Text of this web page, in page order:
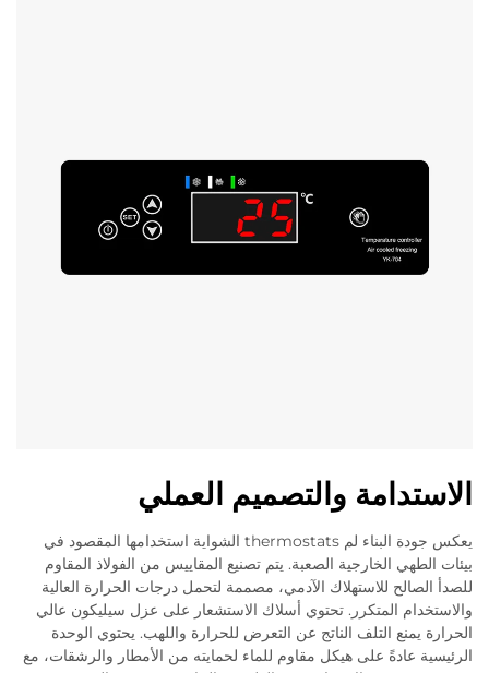
الاستدامة والتصميم العملي
يعكس جودة البناء لم thermostats الشواية استخدامها المقصود في
بيئات الطهي الخارجية الصعبة. يتم تصنيع المقاييس من الفولاذ المقاوم
للصدأ الصالح للاستهلاك الآدمي، مصممة لتحمل درجات الحرارة العالية
والاستخدام المتكرر. تحتوي أسلاك الاستشعار على عزل سيليكون عالي
الحرارة يمنع التلف الناتج عن التعرض للحرارة واللهب. يحتوي الوحدة
الرئيسية عادةً على هيكل مقاوم للماء لحمايته من الأمطار والرشقات، مع